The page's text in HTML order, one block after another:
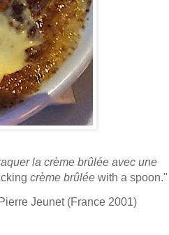
la crème brûlée avec une
crème brûlée with a spoon."
Jeunet (France 2001)